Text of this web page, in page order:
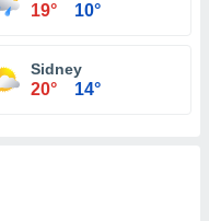
19° 10°
Sidney
20° 14°